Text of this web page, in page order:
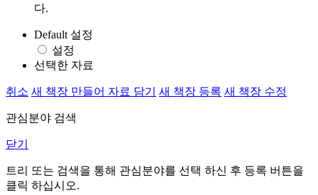
다.
Default 설정
설정
선택한 자료
취소 새 책장 만들어 자료 담기 새 책장 등록 새 책장 수정
관심분야 검색
닫기
트리 또는 검색을 통해 관심분야를 선택 하신 후 등록 버튼을
클릭 하십시오.